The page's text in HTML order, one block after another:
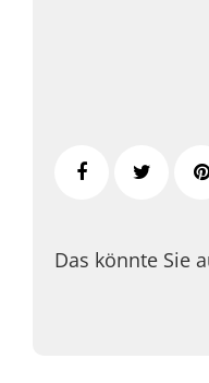
Das könnte Sie